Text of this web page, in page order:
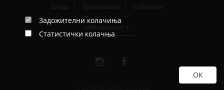
Задожителни колачиња
Статистички колачња